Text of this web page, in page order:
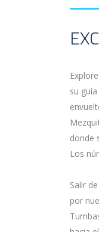
su
donde
Los
Salir
por